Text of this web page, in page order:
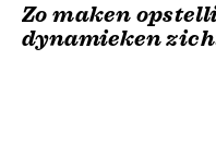
Zo maken
dynamieken